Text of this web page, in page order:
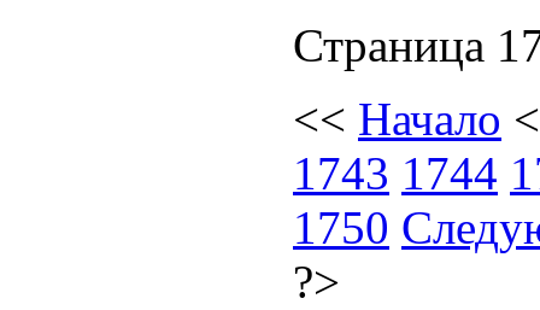
Страница
<< Начало
1743 1744
1750
?>